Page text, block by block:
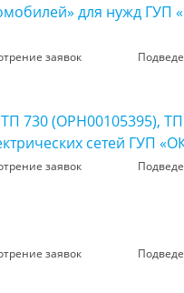
для нужд ГУП
заявок
730 (ОРН00105395),
сетей ГУП
заявок
заявок